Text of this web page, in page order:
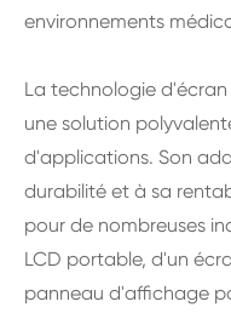
environnements
La technologie
une solution
d'applications. Son
durabilité et à sa
pour de nombreuses
LCD portable, d'un
panneau d'affichage